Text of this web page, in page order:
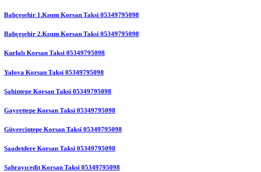
Bahçeşehir 1.Kısım Korsan Taksi 05349795098
Bahçeşehir 2.Kısım Korsan Taksi 05349795098
Kurfalı Korsan Taksi 05349795098
Yalova Korsan Taksi 05349795098
Şahintepe Korsan Taksi 05349795098
Gayrettepe Korsan Taksi 05349795098
Güvercintepe Korsan Taksi 05349795098
Saadetdere Korsan Taksi 05349795098
Sahrayıcedit Korsan Taksi 05349795098